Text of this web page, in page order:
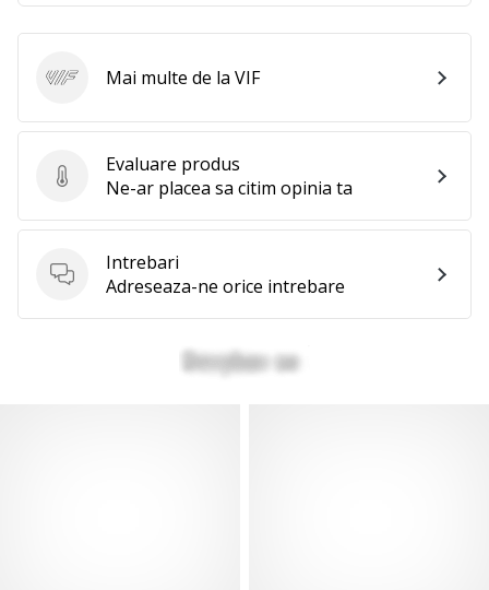
Evaluare produs
Evaluare produs
Ne-ar placea sa citim opinia ta
Intrebari
Intrebari
Adreseaza-ne orice intrebare
VIF Mai multe de la VIF